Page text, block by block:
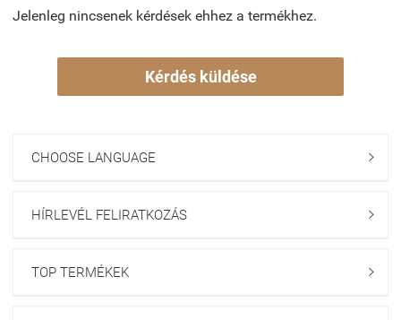
Jelenleg nincsenek kérdések ehhez a termékhez.
Kérdés küldése
CHOOSE LANGUAGE 
HÍRLEVÉL FELIRATKOZÁS 
TOP TERMÉKEK 